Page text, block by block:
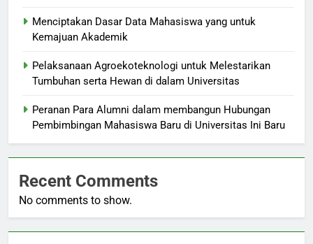
Menciptakan Dasar Data Mahasiswa yang untuk
Kemajuan Akademik
Pelaksanaan Agroekoteknologi untuk Melestarikan
Tumbuhan serta Hewan di dalam Universitas
Peranan Para Alumni dalam membangun Hubungan
Pembimbingan Mahasiswa Baru di Universitas Ini Baru
Recent Comments
No comments to show.